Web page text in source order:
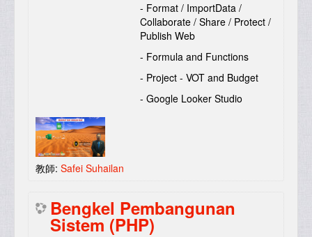
- Format / ImportData /
Collaborate / Share / Protect /
Publish Web
- Formula and Functions
- Project - VOT and Budget
- Google Looker Studio
教師: Safei Suhailan
Bengkel Pembangunan
Sistem (PHP)